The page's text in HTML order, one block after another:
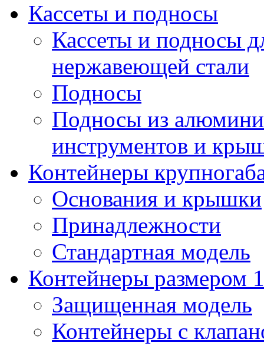
Кассеты и подносы
Кассеты и подносы
нержавеющей стали
Подносы
Подносы из
инструментов и
Контейнеры
Основания и крышки
Принадлежности
Стандартная модель
Контейнеры размером
Защищенная модель
Контейнеры с